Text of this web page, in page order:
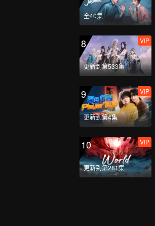
全40集
8
更新到第533集
VIP
9
更新到第4集
VIP
10
更新到第281集
VIP